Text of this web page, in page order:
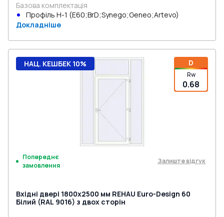
Базова комплектація
Профіль Н-1 (E60;BrD;Synego;Geneo;Artevo)
Докладніше
D
Rw
0.68
НАЦ. КЕШБЕК 10%
Попереднє
замовлення
Залиште відгук
Вхідні двері 1800x2500 мм REHAU Euro-Design 60
Білий (RAL 9016) з двох сторін